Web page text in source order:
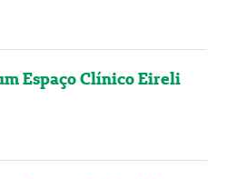
Espaço Clínico Eireli